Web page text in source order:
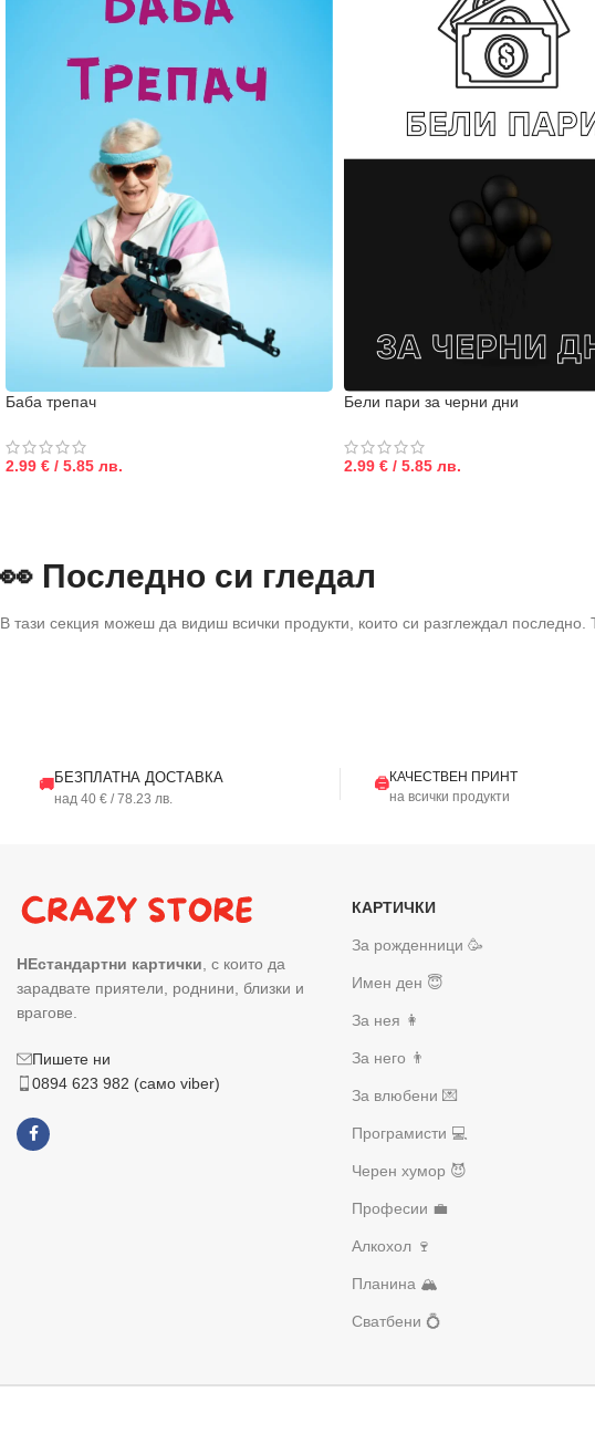
Баба трепач
2.99 € / 5.85 лв.
Бели пари за черни дни
2.99 € / 5.85 лв.
👀 Последно си гледал
В тази секция можеш да видиш всички продукти, които си разглеждал
🚚БЕЗПЛАТНА ДОСТАВКА
над 40 € / 78.23 лв.
🖨️КАЧЕСТВЕН ПРИНТ
на всички продукти
НЕстандартни картички , с които да
зарадвате приятели, роднини, близки и
врагове.
Пишете ни
0894 623 982 (само viber)
КАРТИЧКИ
За рожденници 🥳
Имен ден 😇
За нея 👩
За него 👨
За влюбени 💌
Програмисти 💻
Черен хумор 😈
Професии 💼
Алкохол 🍷
Планина 🏔️
Сватбени 💍